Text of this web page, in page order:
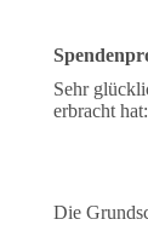
Sehr
erbracht
Die